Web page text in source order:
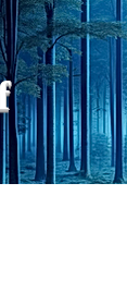
後成長
2日位
。人格
い時
のに。
イヤ人
になら